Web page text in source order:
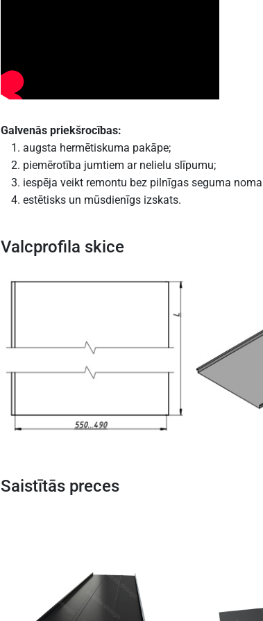
Galvenās priekšrocības:
augsta hermētiskuma pakāpe;
piemērotība jumtiem ar nelielu slīpumu;
iespēja veikt remontu bez pilnīgas seguma
estētisks un mūsdienīgs izskats.
Valcprofila skice
Saistītās preces